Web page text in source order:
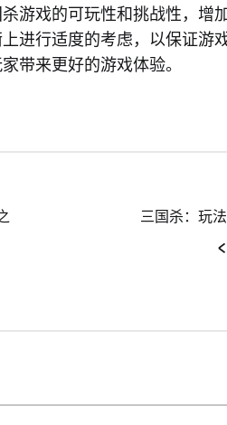
游戏的可玩性和挑战性，增
进行适度的考虑，以保证游
带来更好的游戏体验。
三国杀：玩